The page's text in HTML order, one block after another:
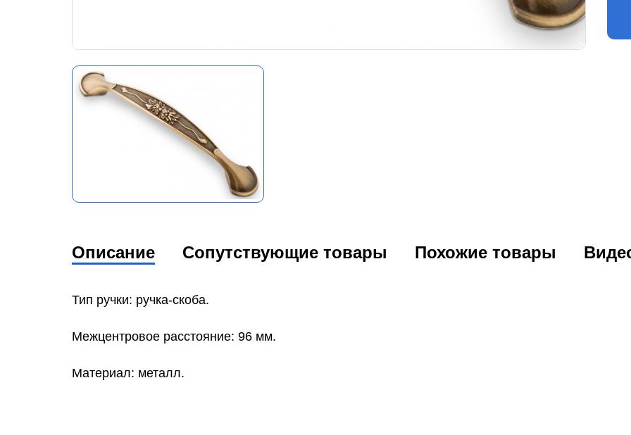
Описание Сопутствующие товары Похожие товары
Тип ручки: ручка-скоба.
Межцентровое расстояние: 96 мм.
Материал: металл.